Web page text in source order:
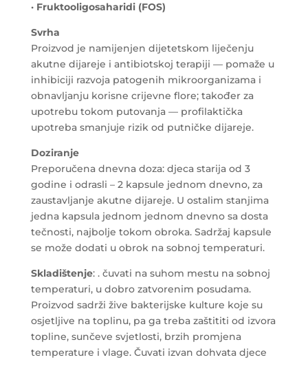
· Fruktooligosaharidi (FOS)
Svrha
Proizvod je namijenjen dijetetskom liječenju
akutne dijareje i antibiotskoj terapiji — pomaže u
inhibiciji razvoja patogenih mikroorganizama i
obnavljanju korisne crijevne flore; također za
upotrebu tokom putovanja — profilaktička
upotreba smanjuje rizik od putničke dijareje.
Doziranje
Preporučena dnevna doza: djeca starija od 3
godine i odrasli – 2 kapsule jednom dnevno, za
zaustavljanje akutne dijareje. U ostalim stanjima
jedna kapsula jednom jednom dnevno sa dosta
tečnosti, najbolje tokom obroka. Sadržaj kapsule
se može dodati u obrok na sobnoj temperaturi.
Skladištenje: . čuvati na suhom mestu na sobnoj
temperaturi, u dobro zatvorenim posudama.
Proizvod sadrži žive bakterijske kulture koje su
osjetljive na toplinu, pa ga treba zaštititi od izvora
topline, sunčeve svjetlosti, brzih promjena
temperature i vlage. Čuvati izvan dohvata djece